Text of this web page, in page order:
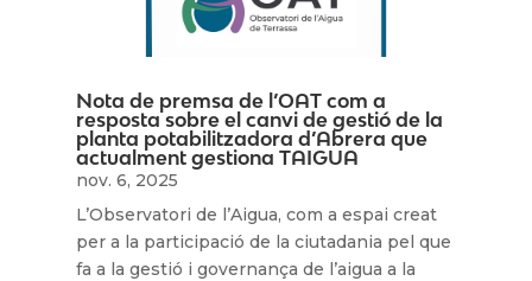
Nota de premsa de l’OAT com a
resposta sobre el canvi de gestió de la
planta potabilitzadora d’Abrera que
actualment gestiona TAIGUA
nov. 6, 2025
L’Observatori de l’Aigua, com a espai creat
per a la participació de la ciutadania pel que
fa a la gestió i governança de l’aigua a la